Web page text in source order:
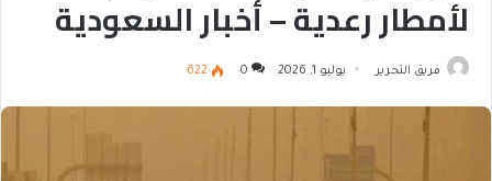
لأمطار رعدية – أخبار السعودية
فريق التحرير يوليو 1, 2026 0
622